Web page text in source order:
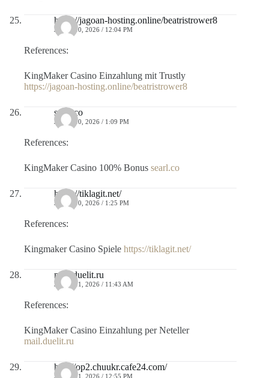
https://jagoan-hosting.online/beatristrower8
JULIO 10, 2026 / 12:04 PM
References:
KingMaker Casino Einzahlung mit Trustly
https://jagoan-hosting.online/beatristrower8
searl.co
JULIO 10, 2026 / 1:09 PM
References:
KingMaker Casino 100% Bonus searl.co
https://tiklagit.net/
JULIO 10, 2026 / 1:25 PM
References:
Kingmaker Casino Spiele https://tiklagit.net/
mail.duelit.ru
JULIO 11, 2026 / 11:43 AM
References:
KingMaker Casino Einzahlung per Neteller
mail.duelit.ru
http://op2.chuukr.cafe24.com/
JULIO 11, 2026 / 12:55 PM